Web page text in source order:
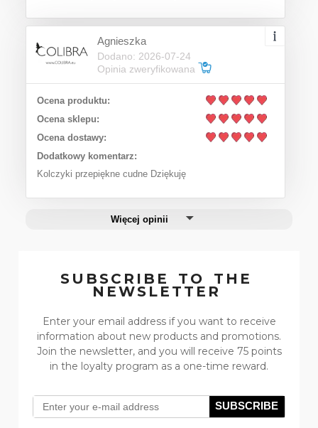
Agnieszka
Dodano: 2026-07-24
Opinia zweryfikowana
Ocena produktu:
Ocena sklepu:
Ocena dostawy:
Dodatkowy komentarz:
Kolczyki przepiękne cudne Dziękuję
Więcej opinii
SUBSCRIBE TO THE
NEWSLETTER
Enter your email address if you want to receive
information about new products and promotions.
Join the newsletter, and you will receive 75 points
in the loyalty program as a one-time reward.
SUBSCRIBE